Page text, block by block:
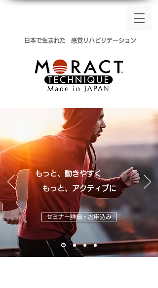
感覚リハビリテーション
​日本で生まれた
もっと、動きやすく
​ もっと、アクティブに
セミナー詳細・お申込み